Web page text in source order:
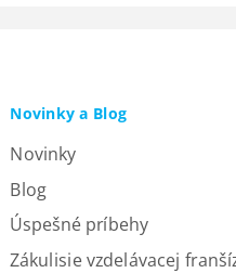
Novinky a Blog
Novinky
Blog
Úspešné príbehy
Zákulisie vzdelávacej